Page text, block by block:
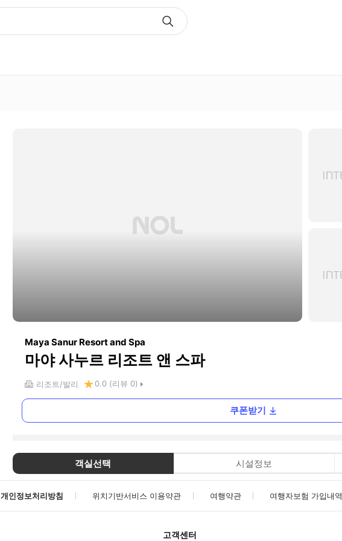
Maya Sanur Resort and Spa
마야 사누르 리조트 앤 스파
리조트 발리 0.0 (리뷰 0)
쿠폰받기
객실선택 시설정보
개인정보처리방침 위치기반서비스 이용약관 여행약관 여행자보험 가입내역
고객센터